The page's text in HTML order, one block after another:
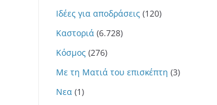
Ιδέες για αποδράσεις (120)
Καστοριά (6.728)
Κόσμος (276)
Με τη Ματιά του επισκέπτη (3)
Νεα (1)